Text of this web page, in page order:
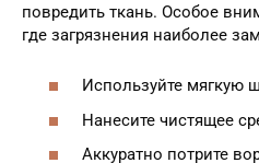
повредить ткань. Особое
где загрязнения наиболее
Используйте мягкую
Нанесите чистящее
Аккуратно потрите